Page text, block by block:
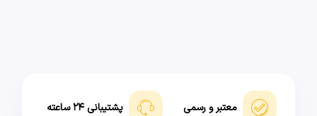
معتبر و رسمی پشتیبانی ۲۴ ساعته